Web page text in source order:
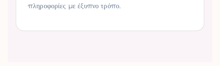
πληροφορίες με έξυπνο τρόπο.